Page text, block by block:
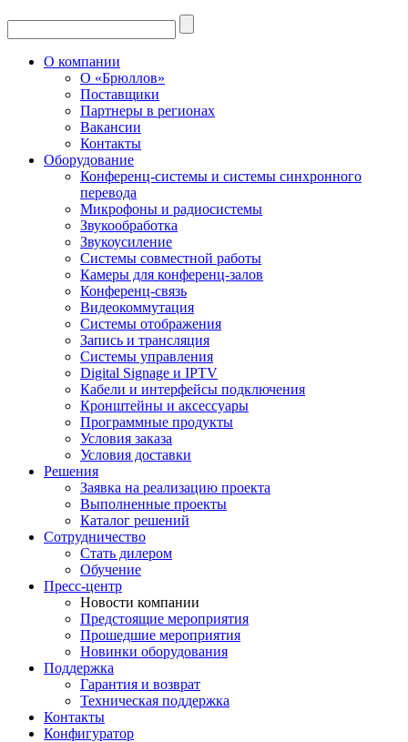
О компании
О «Брюллов»
Поставщики
Партнеры в регионах
Вакансии
Контакты
Оборудование
Конференц-системы и системы синхронного
перевода
Микрофоны и радиосистемы
Звукообработка
Звукоусиление
Системы совместной работы
Камеры для конференц-залов
Конференц-связь
Видеокоммутация
Системы отображения
Запись и трансляция
Системы управления
Digital Signage и IPTV
Кабели и интерфейсы подключения
Кронштейны и аксессуары
Программные продукты
Условия заказа
Условия доставки
Решения
Заявка на реализацию проекта
Выполненные проекты
Каталог решений
Сотрудничество
Стать дилером
Обучение
Пресс-центр
Новости компании
Предстоящие мероприятия
Прошедшие мероприятия
Новинки оборудования
Поддержка
Гарантия и возврат
Техническая поддержка
Контакты
Конфигуратор